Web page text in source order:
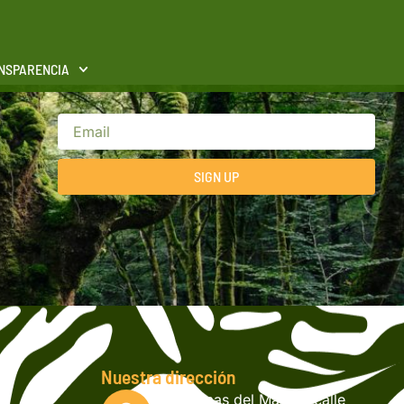
SIGN UP
Nuestra dirección
Col. Lomas del Mayab, calle